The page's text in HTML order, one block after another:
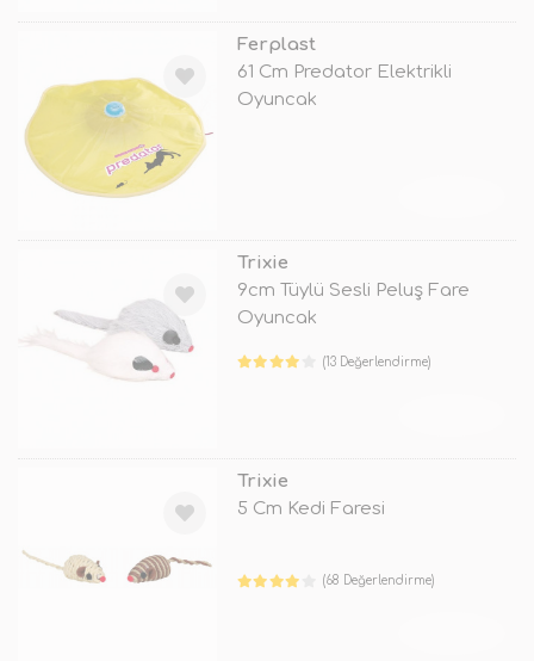
Ferplast
61 Cm Predator Elektrikli
Oyuncak
Trixie
9cm Tüylü Sesli Peluş Fare
Oyuncak
(13 Değerlendirme)
Trixie
5 Cm Kedi Faresi
(68 Değerlendirme)